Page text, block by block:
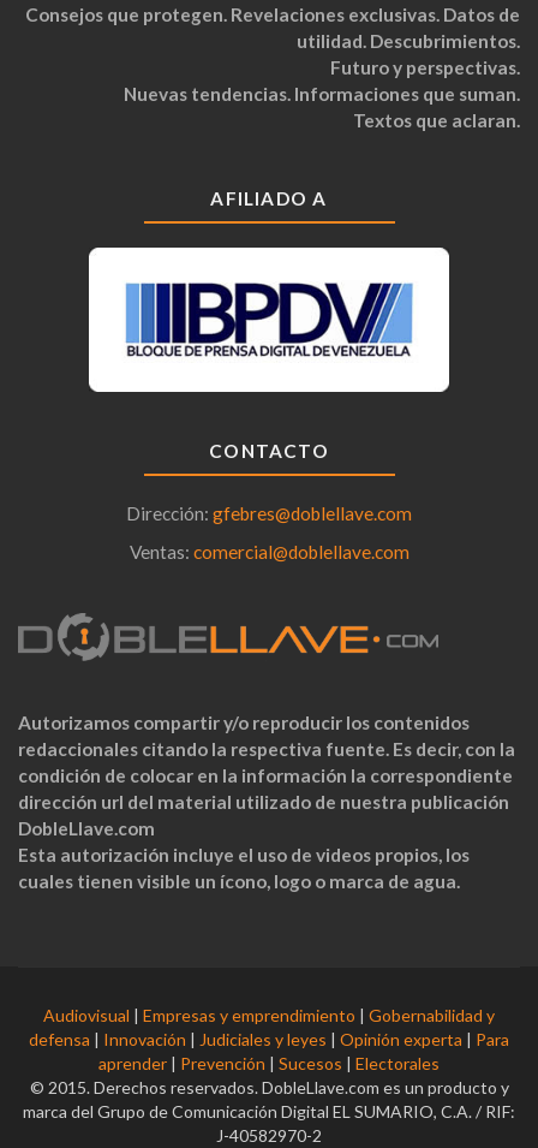
Consejos que protegen. Revelaciones exclusivas. Datos de
utilidad. Descubrimientos.
Futuro y perspectivas.
Nuevas tendencias. Informaciones que suman.
Textos que aclaran.
AFILIADO A
CONTACTO
Dirección: gfebres@doblellave.com
Ventas: comercial@doblellave.com
Autorizamos compartir y/o reproducir los contenidos
redaccionales citando la respectiva fuente. Es decir, con la
condición de colocar en la información la correspondiente
dirección url del material utilizado de nuestra publicación
DobleLlave.com
Esta autorización incluye el uso de videos propios, los
cuales tienen visible un ícono, logo o marca de agua.
Audiovisual | Empresas y emprendimiento | Gobernabilidad y
defensa | Innovación | Judiciales y leyes | Opinión experta | Para
aprender | Prevención | Sucesos | Electorales
© 2015. Derechos reservados. DobleLlave.com es un producto y
marca del Grupo de Comunicación Digital EL SUMARIO, C.A. / RIF:
J-40582970-2